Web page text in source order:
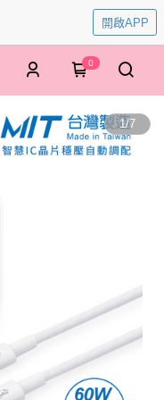
開啟APP
0
1/7